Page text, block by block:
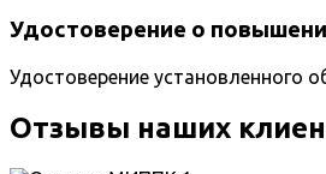
Удостоверение о
Удостоверение установленного
Отзывы наших